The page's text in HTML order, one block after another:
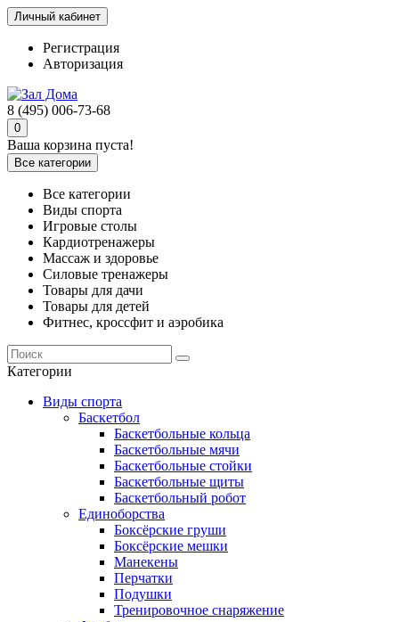
Личный кабинет
Регистрация
Авторизация
8 (495) 006-73-68
0
Ваша корзина пуста!
Все категории
Все категории
Виды спорта
Игровые столы
Кардиотренажеры
Массаж и здоровье
Силовые тренажеры
Товары для дачи
Товары для детей
Фитнес, кроссфит и аэробика
Категории
Виды спорта
Баскетбол
Баскетбольные кольца
Баскетбольные мячи
Баскетбольные стойки
Баскетбольные щиты
Баскетбольный робот
Единоборства
Боксёрские груши
Боксёрские мешки
Манекены
Перчатки
Подушки
Тренировочное снаряжение